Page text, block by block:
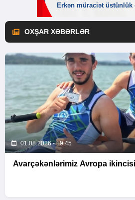
OXŞAR XƏBƏRLƏR
01.08.2026 - 19:45
Avarçəkənlərimiz Avropa